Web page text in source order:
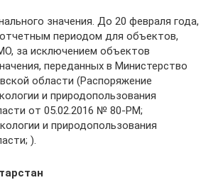
значения. До 20 февраля года,
периодом для объектов,
за исключением объектов
переданных в Министерство
области (Распоряжение
и природопользования
от 05.02.2016 № 80-РМ;
и природопользования
).